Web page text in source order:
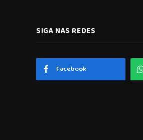
SIGA NAS REDES
Facebook